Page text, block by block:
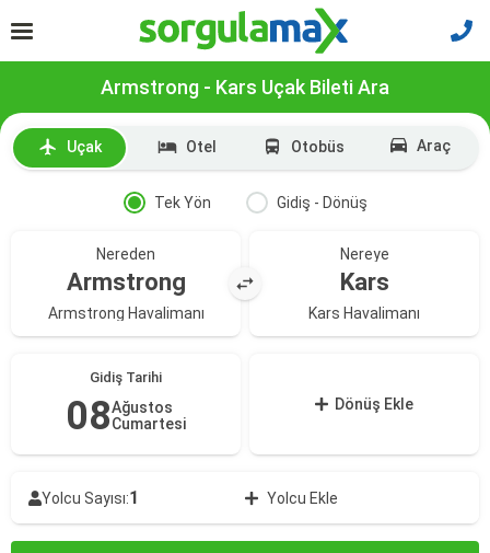
Armstrong - Kars Uçak Bileti Ara
Uçak Otel Otobüs Araç
Tek Yön Gidiş - Dönüş
Nereden
Armstrong
Armstrong Havalimanı
Nereye
Kars
Kars Havalimanı
Gidiş Tarihi
08Ağustos
Cumartesi
Dönüş Ekle
Yolcu Sayısı:1 Yolcu Ekle